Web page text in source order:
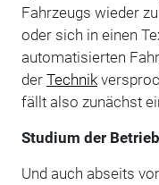
Fahrzeugs wieder
oder sich in einen
automatisierten
der Technik
fällt also zunächst
Studium der
Und auch abseits